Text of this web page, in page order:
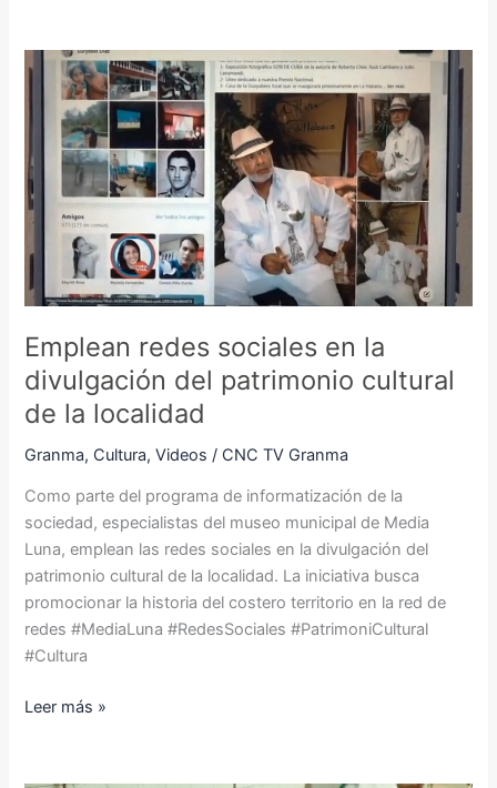
Emplean redes sociales en la
divulgación del patrimonio cultural
de la localidad
Granma, Cultura,Videos / CNC TV Granma
Como parte del programa de informatización de la
sociedad, especialistas del museo municipal de Media
Luna, emplean las redes sociales en la divulgación del
patrimonio cultural de la localidad. La iniciativa busca
promocionar la historia del costero territorio en la red de
redes #MediaLuna #RedesSociales #PatrimoniCultural
#Cultura
Emplean
redes
sociales
la
divulgación
del
patrimonio
cultural
de
localidad
Leer más »